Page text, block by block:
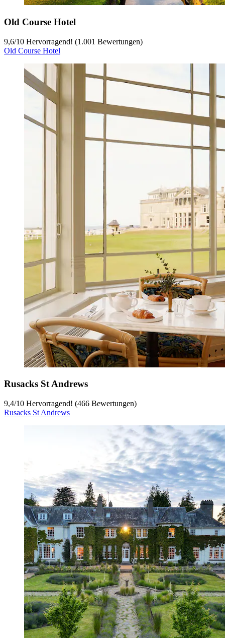
Old Course Hotel
9,6/10 Hervorragend! (1.001 Bewertungen)
Old Course Hotel
Rusacks St Andrews
9,4/10 Hervorragend! (466 Bewertungen)
Rusacks St Andrews